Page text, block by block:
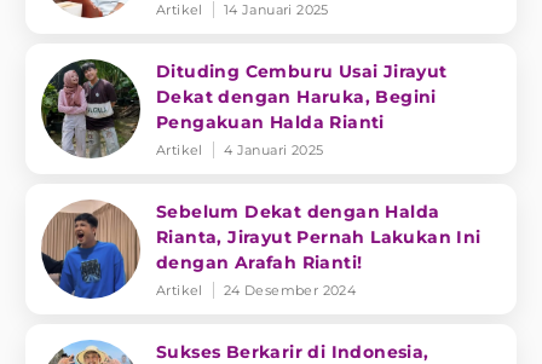
Artikel 14 Januari 2025
Dituding Cemburu Usai Jirayut
Dekat dengan Haruka, Begini
Pengakuan Halda Rianti
Artikel 4 Januari 2025
Sebelum Dekat dengan Halda
Rianta, Jirayut Pernah Lakukan Ini
dengan Arafah Rianti!
Artikel 24 Desember 2024
Sukses Berkarir di Indonesia,